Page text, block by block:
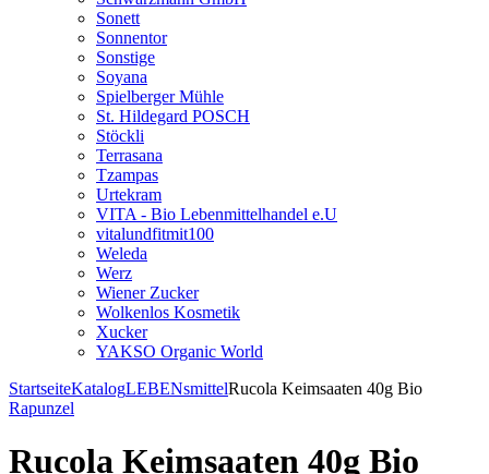
Sonett
Sonnentor
Sonstige
Soyana
Spielberger Mühle
St. Hildegard POSCH
Stöckli
Terrasana
Tzampas
Urtekram
VITA - Bio Lebenmittelhandel e.U
vitalundfitmit100
Weleda
Werz
Wiener Zucker
Wolkenlos Kosmetik
Xucker
YAKSO Organic World
StartseiteKatalogLEBENsmittelRucola Keimsaaten 40g Bio
Rapunzel
Rucola Keimsaaten 40g Bio